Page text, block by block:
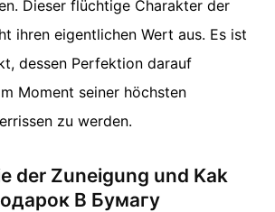
Dieser flüchtige Charakter der
ihren eigentlichen Wert aus. Es ist
dessen Perfektion darauf
Moment seiner höchsten
zu werden.
der Zuneigung und Kak
В Бумагу